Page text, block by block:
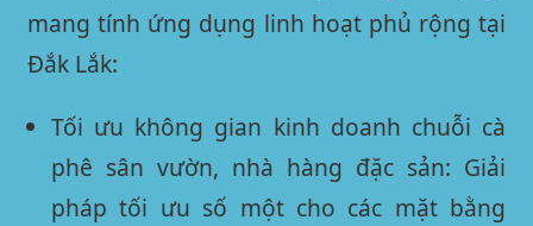
mang tính ứng dụng linh hoạt phủ rộng tại
Đắk Lắk:
Tối ưu không gian kinh doanh chuỗi cà
phê sân vườn, nhà hàng đặc sản: Giải
pháp tối ưu số một cho các mặt bằng